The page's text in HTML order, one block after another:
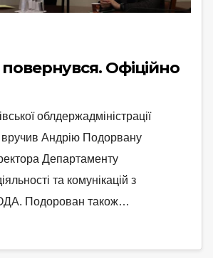
Офіційно
облдержадміністрації
вручив Андрію Подорвану
Департаменту
та комунікацій з
Подорован також…